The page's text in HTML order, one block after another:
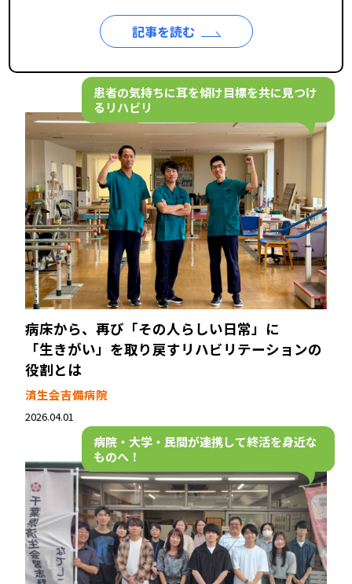
記事を読む
患者の気持ちに耳を傾け目標を共に見つけ
るリハビリ
病床から、再び「その人らしい日常」に――
「生きがい」を取り戻すリハビリテーションの
役割とは
済生会吉備病院
2026.04.01
病院・大学・民間が連携して終活を身近な
ものへ！